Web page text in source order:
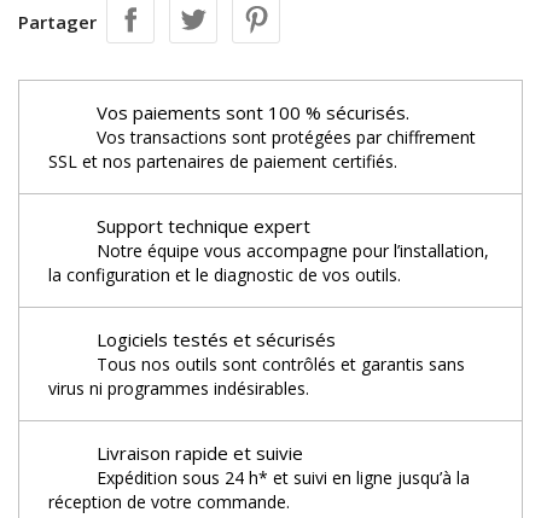
Partager
Vos paiements sont 100 % sécurisés.
Vos transactions sont protégées par chiffrement
SSL et nos partenaires de paiement certifiés.
Support technique expert
Notre équipe vous accompagne pour l’installation,
la configuration et le diagnostic de vos outils.
Logiciels testés et sécurisés
Tous nos outils sont contrôlés et garantis sans
virus ni programmes indésirables.
Livraison rapide et suivie
Expédition sous 24 h* et suivi en ligne jusqu’à la
réception de votre commande.